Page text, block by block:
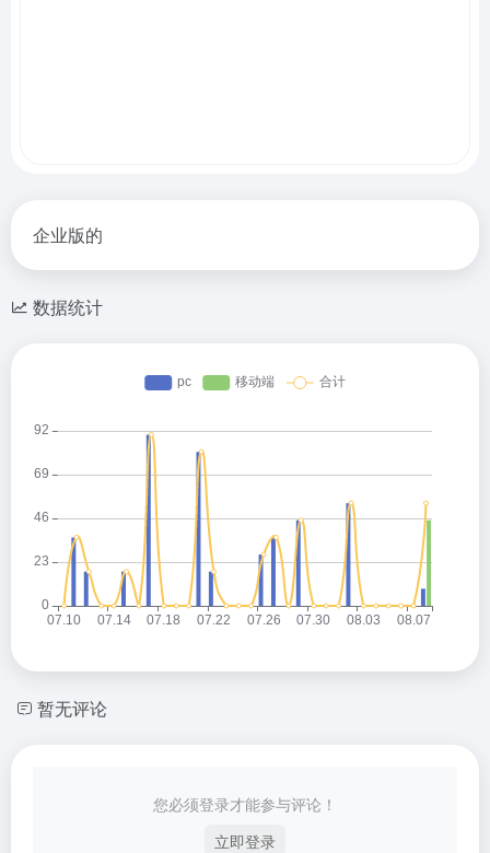
企业版的
数据统计
暂无评论
您必须登录才能参与评论！
立即登录